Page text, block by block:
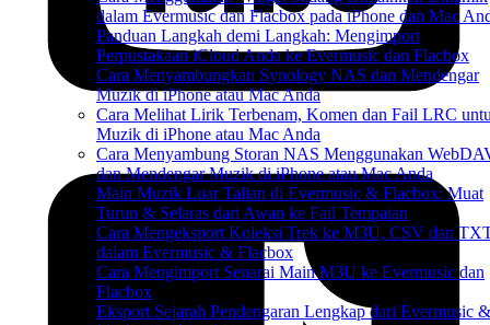
dalam Evermusic dan Flacbox pada iPhone dan Mac
Panduan Langkah demi Langkah: Mengimport
Perpustakaan iCloud Anda ke Evermusic dan Flacbox
Cara Menyambungkan Synology NAS dan Mendengar
Muzik di iPhone atau Mac Anda
Cara Melihat Lirik Terbenam, Komen dan Fail LRC
Muzik di iPhone atau Mac Anda
Cara Menyambung Storan NAS Menggunakan
dan Mendengar Muzik di iPhone atau Mac Anda
Main Muzik Luar Talian di Evermusic & Flacbox: Muat
Turun & Selaras dari Awan ke Fail Tempatan
Cara Mengeksport Koleksi Trek ke M3U, CSV dan
dalam Evermusic & Flacbox
Cara Mengimport Senarai Main M3U ke Evermusic dan
Flacbox
Eksport Sejarah Pendengaran Lengkap dari Evermusic &